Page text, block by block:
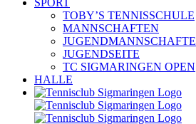
SPORT
TOBY’S TENNISSCHULE
MANNSCHAFTEN
JUGENDSEITE
TC SIGMARINGEN OPEN
HALLE